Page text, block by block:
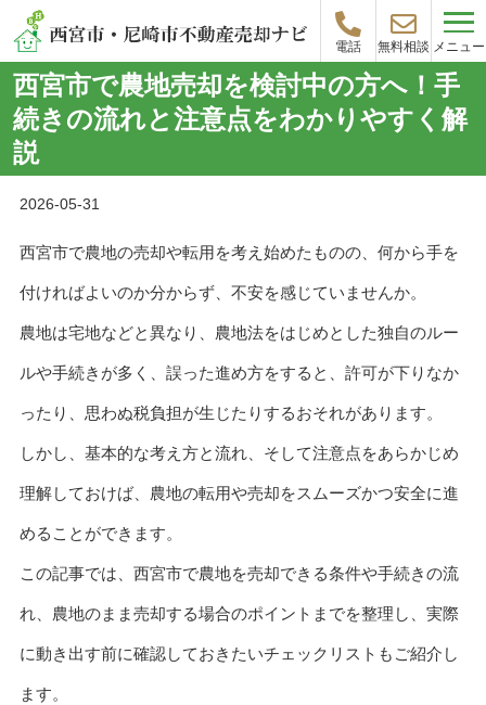
電話 無料相談 メニュー
西宮市で農地売却を検討中の方へ！手
続きの流れと注意点をわかりやすく解
説
2026-05-31
西宮市で農地の売却や転用を考え始めたものの、何から手を
付ければよいのか分からず、不安を感じていませんか。
農地は宅地などと異なり、農地法をはじめとした独自のルー
ルや手続きが多く、誤った進め方をすると、許可が下りなか
ったり、思わぬ税負担が生じたりするおそれがあります。
しかし、基本的な考え方と流れ、そして注意点をあらかじめ
理解しておけば、農地の転用や売却をスムーズかつ安全に進
めることができます。
この記事では、西宮市で農地を売却できる条件や手続きの流
れ、農地のまま売却する場合のポイントまでを整理し、実際
に動き出す前に確認しておきたいチェックリストもご紹介し
ます。